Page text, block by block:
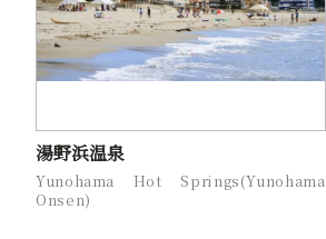
湯野浜温泉
Yunohama Hot Springs(Yunohama
Onsen)